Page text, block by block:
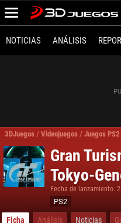
NOTICIAS ANÁLISIS
3DJuegos / Videojuegos / Juegos PS2
Gran
Tokyo-
Fecha de lanzamiento:
PS2
Ficha Análisis Noticias